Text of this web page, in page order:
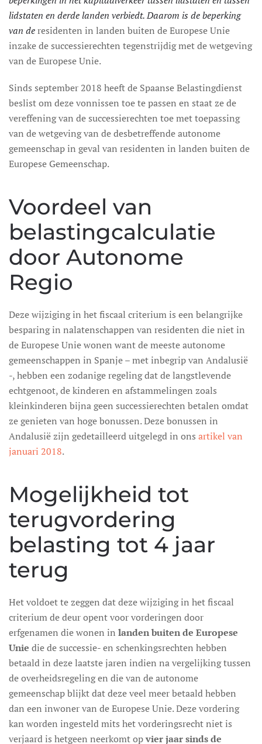
lidstaten en derde landen verbiedt. Daarom is de beperking
van deresidenten in landen buiten de Europese Unie
inzake de successierechten tegenstrijdig met de wetgeving
van de Europese Unie.
Sinds september 2018 heeft de Spaanse Belastingdienst
beslist om deze vonnissen toe te passen en staat ze de
vereffening van de successierechten toe met toepassing
van de wetgeving van de desbetreffende autonome
gemeenschap in geval van residenten in landen buiten de
Europese Gemeenschap.
Voordeel van
belastingcalculatie
door Autonome
Regio
Deze wijziging in het fiscaal criterium is een belangrijke
besparing in nalatenschappen van residenten die niet in
de Europese Unie wonen want de meeste autonome
gemeenschappen in Spanje – met inbegrip van Andalusië
-, hebben een zodanige regeling dat de langstlevende
echtgenoot, de kinderen en afstammelingen zoals
kleinkinderen bijna geen successierechten betalen omdat
ze genieten van hoge bonussen. Deze bonussen in
Andalusië zijn gedetailleerd uitgelegd in ons artikel van
januari 2018.
Mogelijkheid tot
terugvordering
belasting tot 4 jaar
terug
Het voldoet te zeggen dat deze wijziging in het fiscaal
criterium de deur opent voor vorderingen door
erfgenamen die wonen in landen buiten de Europese
Unie die de successie- en schenkingsrechten hebben
betaald in deze laatste jaren indien na vergelijking tussen
de overheidsregeling en die van de autonome
gemeenschap blijkt dat deze veel meer betaald hebben
dan een inwoner van de Europese Unie. Deze vordering
kan worden ingesteld mits het vorderingsrecht niet is
verjaard is hetgeen neerkomt opvier jaar sinds de